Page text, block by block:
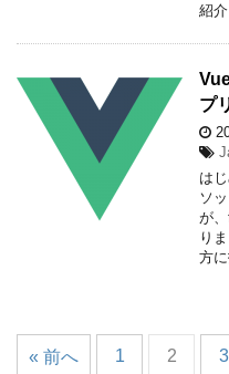
紹介
プ
は
ソ
が
り
方
« 前へ 1 2 3